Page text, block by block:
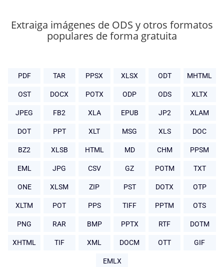
Extraiga imágenes de ODS y otros formatos
populares de forma gratuita
PDF TAR PPSX XLSX ODT MHTML
OST DOCX POTX ODP ODS XLTX
JPEG FB2 XLA EPUB JP2 XLAM
DOT PPT XLT MSG XLS DOC
BZ2 XLSB HTML MD CHM PPSM
EML JPG CSV GZ POTM TXT
ONE XLSM ZIP PST DOTX OTP
XLTM POT PPS TIFF PPTM OTS
PNG RAR BMP PPTX RTF DOTM
XHTML TIF XML DOCM OTT GIF
EMLX